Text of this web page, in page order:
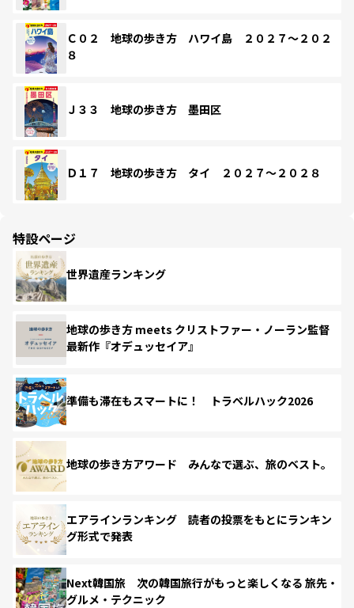
Ｃ０２ 地球の歩き方 ハワイ島 ２０２７～２０２
８
Ｊ３３ 地球の歩き方 墨田区
Ｄ１７ 地球の歩き方 タイ ２０２７～２０２８
特設ページ
世界遺産ランキング
地球の歩き方 meets クリストファー・ノーラン監督
最新作『オデュッセイア』
準備も滞在もスマートに！ トラベルハック2026
地球の歩き方アワード みんなで選ぶ、旅のベスト。
エアラインランキング 読者の投票をもとにランキン
グ形式で発表
Next韓国旅 次の韓国旅行がもっと楽しくなる 旅先・
グルメ・テクニック